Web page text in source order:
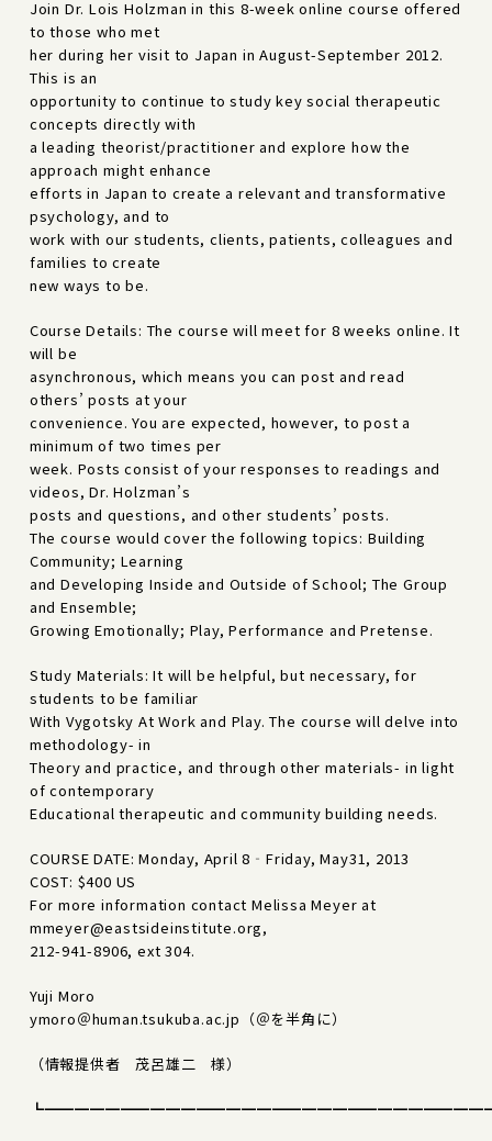
Join Dr. Lois Holzman in this 8-week online course offered
to those who met
her during her visit to Japan in August-September 2012.
This is an
opportunity to continue to study key social therapeutic
concepts directly with
a leading theorist/practitioner and explore how the
approach might enhance
efforts in Japan to create a relevant and transformative
psychology, and to
work with our students, clients, patients, colleagues and
families to create
new ways to be.
Course Details: The course will meet for 8 weeks online. It
will be
asynchronous, which means you can post and read
others’ posts at your
convenience. You are expected, however, to post a
minimum of two times per
week. Posts consist of your responses to readings and
videos, Dr. Holzman’s
posts and questions, and other students’ posts.
The course would cover the following topics: Building
Community; Learning
and Developing Inside and Outside of School; The Group
and Ensemble;
Growing Emotionally; Play, Performance and Pretense.
Study Materials: It will be helpful, but necessary, for
students to be familiar
With Vygotsky At Work and Play. The course will delve into
methodology- in
Theory and practice, and through other materials- in light
of contemporary
Educational therapeutic and community building needs.
COURSE DATE: Monday, April 8‐Friday, May31, 2013
COST: $400 US
For more information contact Melissa Meyer at
mmeyer@eastsideinstitute.org,
212-941-8906, ext 304.
Yuji Moro
ymoro＠human.tsukuba.ac.jp（＠を半角に）
（情報提供者 茂呂雄二 様）